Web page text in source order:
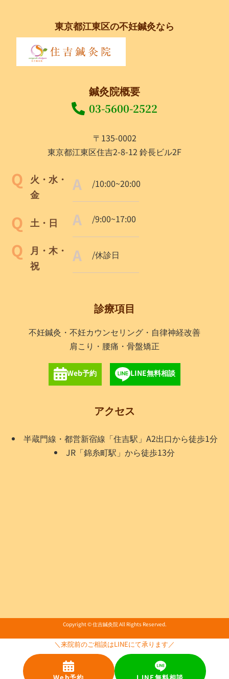
＼来院前のご相談はLINEにて承ります／
東京都江東区の不妊鍼灸なら
鍼灸院概要
03-5600-2522
〒135-0002
東京都江東区住吉2-8-12 鈴長ビル2F
火・水・
金
/10:00~20:00
土・日 /9:00~17:00
月・木・
祝
/休診日
診療項目
不妊鍼灸・不妊カウンセリング・自律神経改善
肩こり・腰痛・骨盤矯正
Web予約 LINE無料相談
アクセス
半蔵門線・都営新宿線「住吉駅」A2出口から徒歩1分
JR「錦糸町駅」から徒歩13分
Copyright © 住吉鍼灸院 All Rights Reserved.